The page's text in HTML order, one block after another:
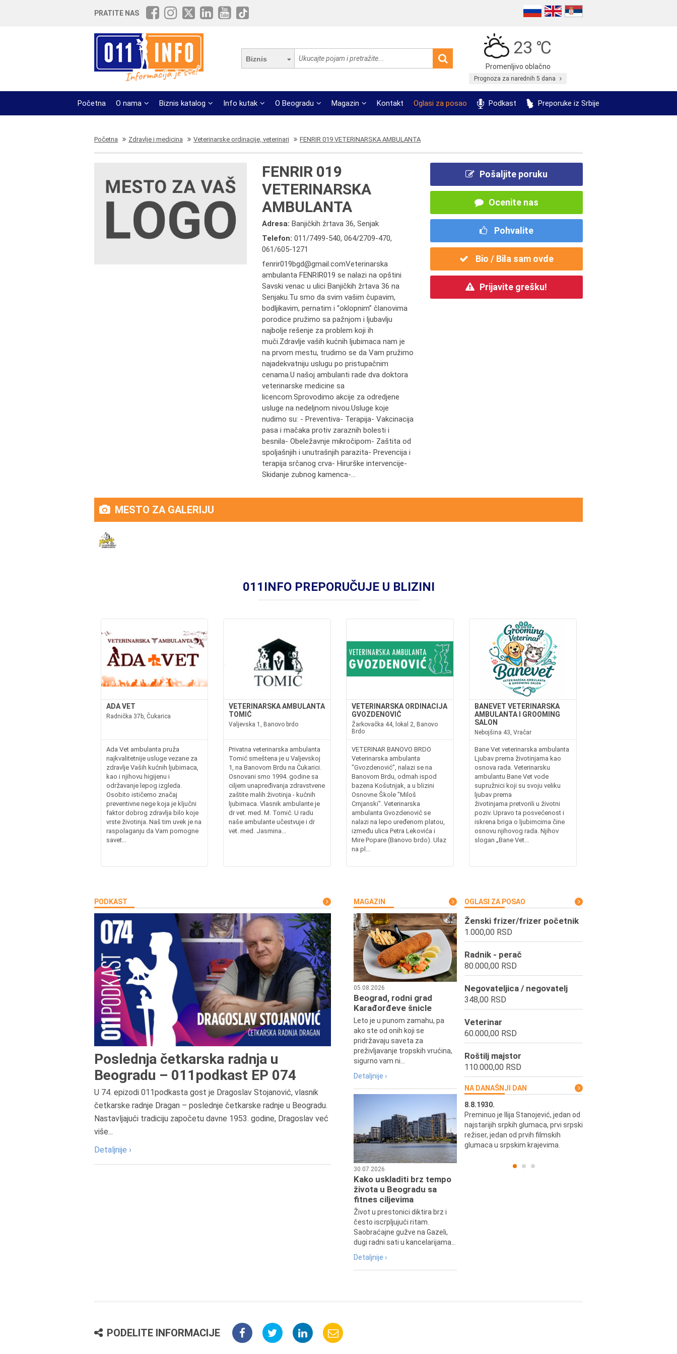
PRATITE NAS
Biznis
23 ℃
Promenljivo oblačno
Prognoza za narednih 5 dana
Početna O nama Biznis katalog Info kutak O Beogradu Magazin Kontakt Oglasi za posao Podkast Preporuke iz Srbije
Početna Zdravlje i medicina Veterinarske ordinacije, veterinari FENRIR 019 VETERINARSKA AMBULANTA
FENRIR 019
VETERINARSKA
AMBULANTA
Adresa:Banjičkih žrtava 36, Senjak
Telefon:011/7499-540,064/2709-470,
061/605-1271
fenrir019bgd@gmail.comVeterinarska
ambulanta FENRIR019 se nalazi na opštini
Savski venac u ulici Banjičkih žrtava 36 na
Senjaku.Tu smo da svim vašim čupavim,
bodljikavim, pernatim i “oklopnim” članovima
porodice pružimo sa pažnjom i ljubavlju
najbolje rešenje za problem koji ih
muči.Zdravlje vaših kućnih ljubimaca nam je
na prvom mestu, trudimo se da Vam pružimo
najadekvatniju uslugu po pristupačnim
cenama.U našoj ambulanti rade dva doktora
veterinarske medicine sa
licencom.Sprovodimo akcije za odredjene
usluge na nedeljnom nivou.Usluge koje
nudimo su: - Preventiva- Terapija- Vakcinacija
pasa i mačaka protiv zaraznih bolesti i
besnila- Obeležavnje mikročipom- Zaštita od
spoljašnjih i unutrašnjih parazita- Prevencija i
terapija srčanog crva- Hirurške intervencije-
Skidanje zubnog kamenca-...
Pošaljite poruku
Ocenite nas
Pohvalite
Bio / Bila sam ovde
Prijavite grešku!
MESTO ZA GALERIJU
011INFO PREPORUČUJE U BLIZINI
ADA VET
Radnička 37b, Čukarica
Ada Vet ambulanta pruža
najkvalitetnije usluge vezane za
zdravlje Vaših kućnih ljubimaca,
kao i njihovu higijenu i
održavanje lepog izgleda.
Osobito ističemo značaj
preventivne nege koja je ključni
faktor dobrog zdravlja bilo koje
vrste životinja. Naš tim uvek je na
raspolaganju da Vam pomogne
savet...
VETERINARSKA AMBULANTA
TOMIĆ
Valjevska 1, Banovo brdo
Privatna veterinarska ambulanta
Tomić smeštena je u Valjevskoj
1, na Banovom Brdu na Čukarici.
Osnovani smo 1994. godine sa
ciljem unapređivanja zdravstvene
zaštite malih životinja - kućnih
ljubimaca. Vlasnik ambulante je
dr vet. med. M. Tomić. U radu
naše ambulante učestvuje i dr
vet. med. Jasmina...
VETERINARSKA ORDINACIJA
GVOZDENOVIĆ
Žarkovačka 44, lokal 2, Banovo
Brdo
VETERINAR BANOVO BRDO
Veterinarska ambulanta
"Gvozdenović", nalazi se na
Banovom Brdu, odmah ispod
bazena Košutnjak, a u blizini
Osnovne Škole "Miloš
Crnjanski". Veterinarska
ambulanta Gvozdenović se
nalazi na lepo uređenom platou,
između ulica Petra Lekovića i
Mire Popare (Banovo brdo). Ulaz
na pl...
BANEVET VETERINARSKA
AMBULANTA I GROOMING
SALON
Nebojšina 43, Vračar
Bane Vet veterinarska ambulanta
Ljubav prema životinjama kao
osnova rada. Veterinarsku
ambulantu Bane Vet vode
supružnici koji su svoju veliku
ljubav prema
životinjama pretvorili u životni
poziv. Upravo ta posvećenost i
iskrena briga o ljubimcima čine
osnovu njihovog rada. Njihov
slogan „Bane Vet...
PODKAST
Poslednja četkarska radnja u
Beogradu – 011podkast EP 074
U 74. epizodi 011podkasta gost je Dragoslav Stojanović, vlasnik
četkarske radnje Dragan – poslednje četkarske radnje u Beogradu.
Nastavljajući tradiciju započetu davne 1953. godine, Dragoslav već
više...
Detaljnije ›
MAGAZIN
05.08.2026
Beograd, rodni grad
Karađorđeve šnicle
Leto je u punom zamahu, pa
ako ste od onih koji se
pridržavaju saveta za
preživljavanje tropskih vrućina,
sigurno vam ni...
Detaljnije ›
30.07.2026
Kako uskladiti brz tempo
života u Beogradu sa
fitnes ciljevima
Život u prestonici diktira brz i
često iscrpljujući ritam.
Saobraćajne gužve na Gazeli,
dugi radni sati u kancelarijama...
Detaljnije ›
OGLASI ZA POSAO
Ženski frizer/frizer početnik
1.000,00 RSD
Radnik - perač
80.000,00 RSD
Negovateljica / negovatelj
348,00 RSD
Veterinar
60.000,00 RSD
Roštilj majstor
110.000,00 RSD
NA DANAŠNJI DAN
Preminuo je Dejan Kosanović,
istoričar filma, filmski reditelj,
profesor i dekan Fakulteta dramskih
umetnosti u Beogradu.
8.8.1930.
Preminuo je Ilija Stanojević, jedan od
najstarijih srpkih glumaca, prvi srpski
režiser, jedan od prvih filmskih
glumaca u srpskim krajevima.
PODELITE INFORMACIJE